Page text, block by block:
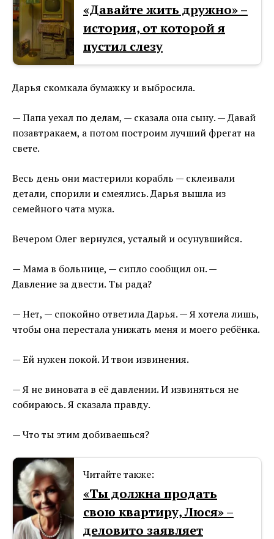
«Давайте жить дружно⁠⁠» –
история, от которой я
пустил слезу
Дарья скомкала бумажку и выбросила.
— Папа уехал по делам, — сказала она сыну. — Давай
позавтракаем, а потом построим лучший фрегат на
свете.
Весь день они мастерили корабль — склеивали
детали, спорили и смеялись. Дарья вышла из
семейного чата мужа.
Вечером Олег вернулся, усталый и осунувшийся.
— Мама в больнице, — сипло сообщил он. —
Давление за двести. Ты рада?
— Нет, — спокойно ответила Дарья. — Я хотела лишь,
чтобы она перестала унижать меня и моего ребёнка.
— Ей нужен покой. И твои извинения.
— Я не виновата в её давлении. И извиняться не
собираюсь. Я сказала правду.
— Что ты этим добиваешься?
Читайте также:
«Ты должна продать
свою квартиру, Люся» –
деловито заявляет